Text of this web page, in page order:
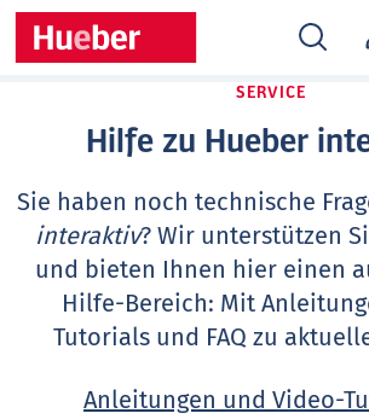
SERVICE
Hilfe zu Hueber
Sie haben noch technische
interaktiv? Wir unterstützen
und bieten Ihnen hier einen
Hilfe-Bereich: Mit
Tutorials und FAQ zu
Anleitungen und Video-